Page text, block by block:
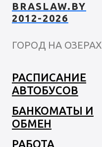
BRASLAW.BY
2012-2026
ГОРОД НА ОЗЕРАХ
РАСПИСАНИЕ
АВТОБУСОВ
БАНКОМАТЫ И
ОБМЕН
РАБОТА